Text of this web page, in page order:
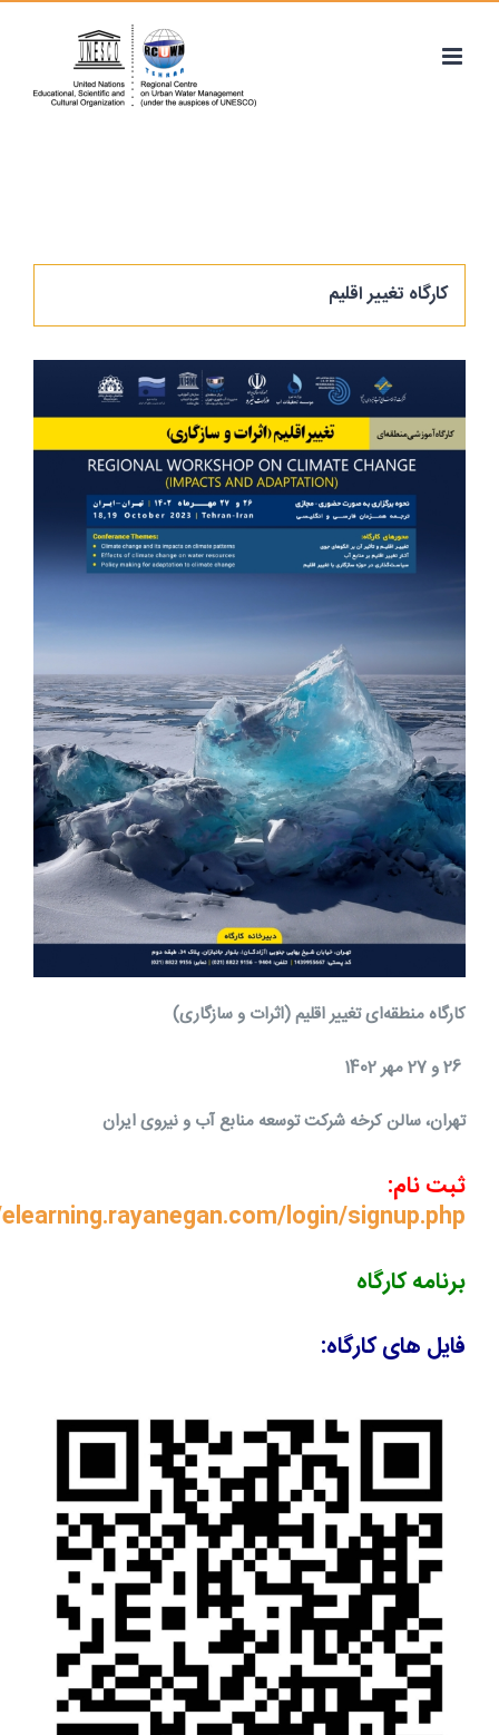
کارگاه تغییر اقلیم
کارگاه منطقه‌ای تغییر اقلیم (اثرات و سازگاری)
تهران، سالن کرخه شرکت توسعه منابع آب و نیروی ایران
ثبت نام:
login/signup.php?
برنامه کارگاه
فایل های کارگاه: